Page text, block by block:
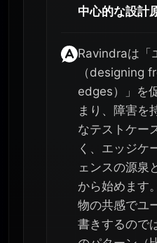
中心的な設計
Ravindraは「
（designing
edges）」を
まり、障害を
なテストケー
く、エッジケ
ェンスの源泉
から始めます
物の共感でユ
書きするので